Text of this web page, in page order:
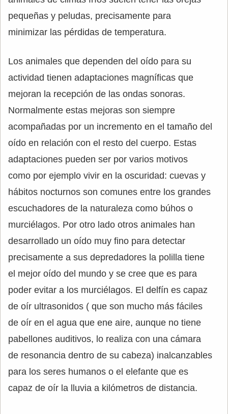
pequeñas y peludas, precisamente para
minimizar las pérdidas de temperatura.
Los animales que dependen del oído para su
actividad tienen adaptaciones magníficas que
mejoran la recepción de las ondas sonoras.
Normalmente estas mejoras son siempre
acompañadas por un incremento en el tamaño del
oído en relación con el resto del cuerpo. Estas
adaptaciones pueden ser por varios motivos
como por ejemplo vivir en la oscuridad: cuevas y
hábitos nocturnos son comunes entre los grandes
escuchadores de la naturaleza como búhos o
murciélagos. Por otro lado otros animales han
desarrollado un oído muy fino para detectar
precisamente a sus depredadores la polilla tiene
el mejor oído del mundo y se cree que es para
poder evitar a los murciélagos. El delfín es capaz
de oír ultrasonidos ( que son mucho más fáciles
de oír en el agua que ene aire, aunque no tiene
pabellones auditivos, lo realiza con una cámara
de resonancia dentro de su cabeza) inalcanzables
para los seres humanos o el elefante que es
capaz de oír la lluvia a kilómetros de distancia.